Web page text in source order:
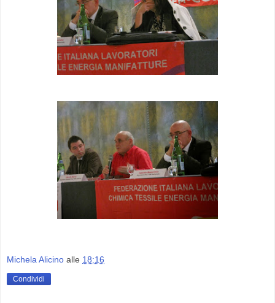
Michela Alicino alle 18:16
Condividi